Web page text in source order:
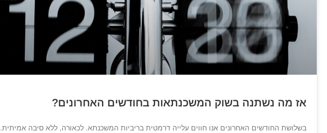
אז מה נשתנה בשוק המשכנתאות בחודשים האחרונים?
בשלושת החודשים האחרונים אנו חווים עלייה דרמטית בריביות המשכנתא. לכאורה, ללא סיבה אמיתית.